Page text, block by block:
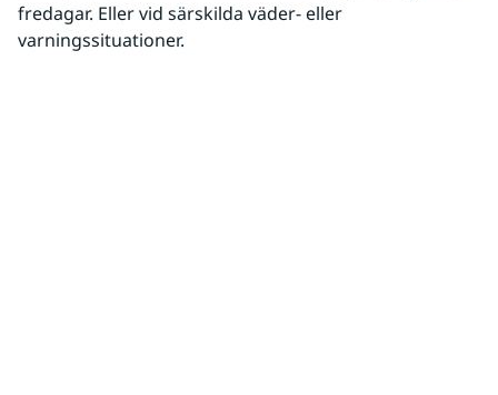
fredagar. Eller vid särskilda väder- eller
varningssituationer.